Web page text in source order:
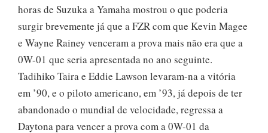
horas de Suzuka a Yamaha mostrou o que poderia
surgir brevemente já que a FZR com que Kevin Magee
e Wayne Rainey venceram a prova mais não era que a
0W-01 que seria apresentada no ano seguinte.
Tadihiko Taira e Eddie Lawson levaram-na a vitória
em ’90, e o piloto americano, em ’93, já depois de ter
abandonado o mundial de velocidade, regressa a
Daytona para vencer a prova com a 0W-01 da